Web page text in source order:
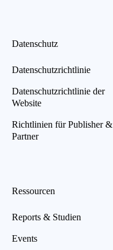
Datenschutz
Datenschutzrichtlinie
Datenschutzrichtlinie der
Website
Richtlinien für Publisher &
Partner
Ressourcen
Reports & Studien
Events